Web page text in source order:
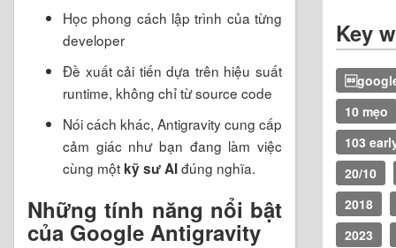
Học phong cách lập trình của từng
developer
Đề xuất cải tiến dựa trên hiệu suất
runtime, không chỉ từ source code
Nói cách khác, Antigravity cung cấp
cảm giác như bạn đang làm việc
cùng một kỹ sư AIđúng nghĩa.
Những tính năng nổi bật
của Google Antigravity
Key
10 mẹo
103
20/10
2018
2023